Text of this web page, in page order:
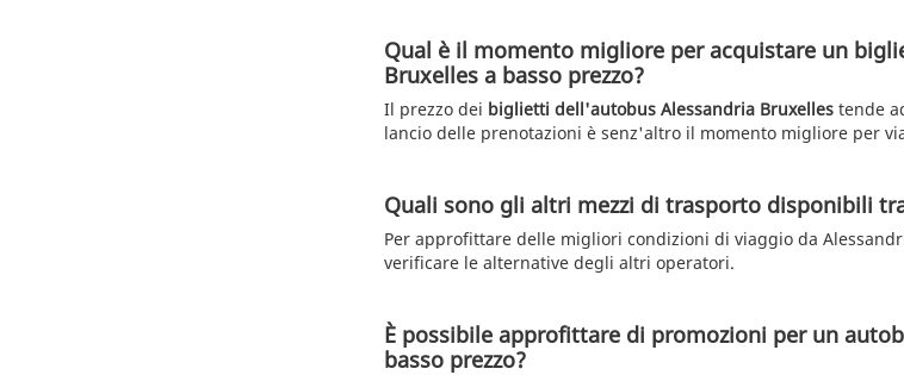
Qual è il momento migliore per acquistare un
Bruxelles a basso prezzo?
Il prezzo dei biglietti dell'autobus Alessandria Bruxelles tende
lancio delle prenotazioni è senz'altro il momento migliore per
Quali sono gli altri mezzi di trasporto disponibili
Per approfittare delle migliori condizioni di viaggio da
verificare le alternative degli altri operatori.
È possibile approfittare di promozioni per un
basso prezzo?